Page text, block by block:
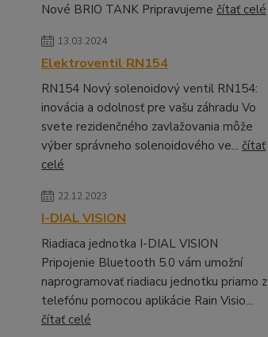
Nové BRIO TANK Pripravujeme čítať celé
13.03.2024
Elektroventil RN154
RN154 Nový solenoidový ventil RN154:
inovácia a odolnosť pre vašu záhradu Vo
svete rezidenčného zavlažovania môže
výber správneho solenoidového ve... čítať
celé
22.12.2023
I-DIAL VISION
Riadiaca jednotka I-DIAL VISION
Pripojenie Bluetooth 5.0 vám umožní
naprogramovať riadiacu jednotku priamo z
telefónu pomocou aplikácie Rain Visio...
čítať celé